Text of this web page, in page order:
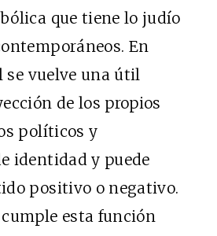
que tiene lo judío
En
vuelve una útil
de los propios
políticos y
identidad y puede
positivo o negativo.
esta función